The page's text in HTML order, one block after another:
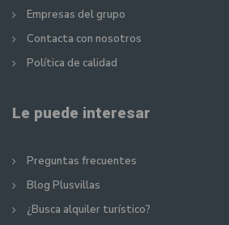
Empresas del grupo
Contacta con nosotros
Política de calidad
Le puede interesar
Preguntas frecuentes
Blog Plusvillas
¿Busca alquiler turístico?